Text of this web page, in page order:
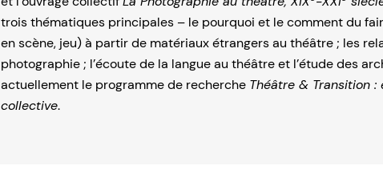
trois thématiques principales – le pourquoi et le comment du
en scène, jeu) à partir de matériaux étrangers au théâtre ; les
photographie ; l’écoute de la langue au théâtre et l’étude des
actuellement le programme de recherche Théâtre & Transition
collective.